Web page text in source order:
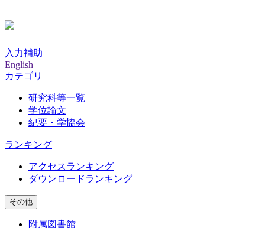
入力補助
English
カテゴリ
研究科等一覧
学位論文
紀要・学協会
ランキング
アクセスランキング
ダウンロードランキング
その他
附属図書館